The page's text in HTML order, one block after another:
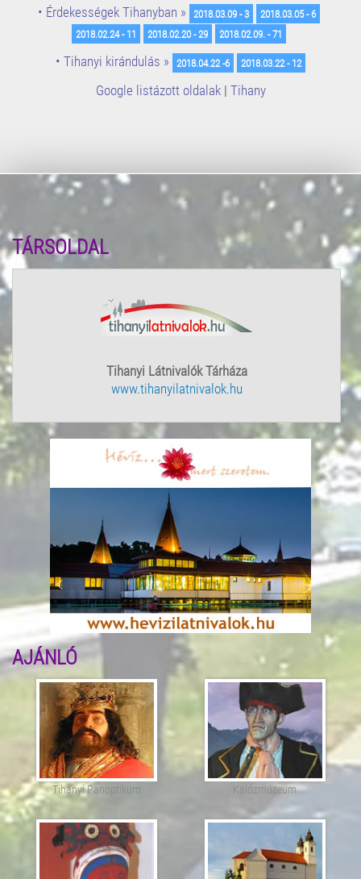
• Érdekességek Tihanyban » 2018.03.09 - 3
2018.03.05 - 6
2018.02.24 - 11
2018.02.20 - 29 2018.02.09. - 71
• Tihanyi kirándulás » 2018.04.22 -6 2018.03.22 - 12
Google listázott oldalak| Tihany
TÁRSOLDAL
Tihanyi Látnivalók Tárháza
www.tihanyilatnivalok.hu
AJÁNLÓ
Tihanyi Panoptikum Kalózmúzeum